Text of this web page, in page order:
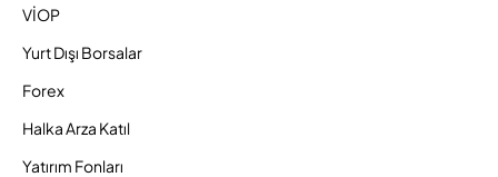
VİOP
Yurt Dışı Borsalar
Forex
Halka Arza Katıl
Yatırım Fonları